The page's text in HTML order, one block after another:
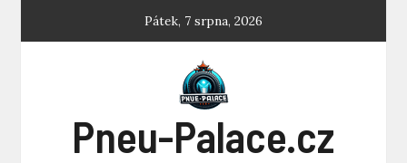
Pátek, 7 srpna, 2026
Pneu-Palace.cz